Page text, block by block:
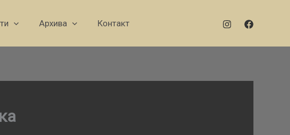
Архива Контакт